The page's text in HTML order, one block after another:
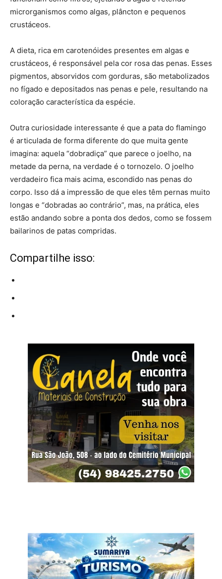
microrganismos como algas, plâncton e pequenos
crustáceos.
A dieta, rica em carotenóides presentes em algas e
crustáceos, é responsável pela cor rosa das penas. Esses
pigmentos, absorvidos com gorduras, são metabolizados
no fígado e depositados nas penas e pele, resultando na
coloração característica da espécie.
Outra curiosidade interessante é que a pata do flamingo
é articulada de forma diferente do que muita gente
imagina: aquela “dobradiça” que parece o joelho, na
metade da perna, na verdade é o tornozelo. O joelho
verdadeiro fica mais acima, escondido nas penas do
corpo. Isso dá a impressão de que eles têm pernas muito
longas e “dobradas ao contrário”, mas, na prática, eles
estão andando sobre a ponta dos dedos, como se fossem
bailarinos de patas compridas.
Compartilhe isso: